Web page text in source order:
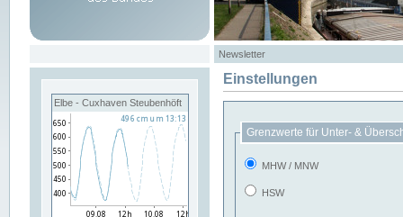
Newsletter
Elbe - Cuxhaven Steubenhöft
Einstellungen
Grenzwerte für Unter- &
MHW / MNW
HSW